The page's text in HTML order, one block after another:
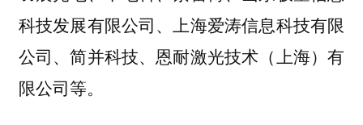
科技发展有限公司、上海爱涛信息科技有限
公司、简并科技、恩耐激光技术（上海）有
限公司等。